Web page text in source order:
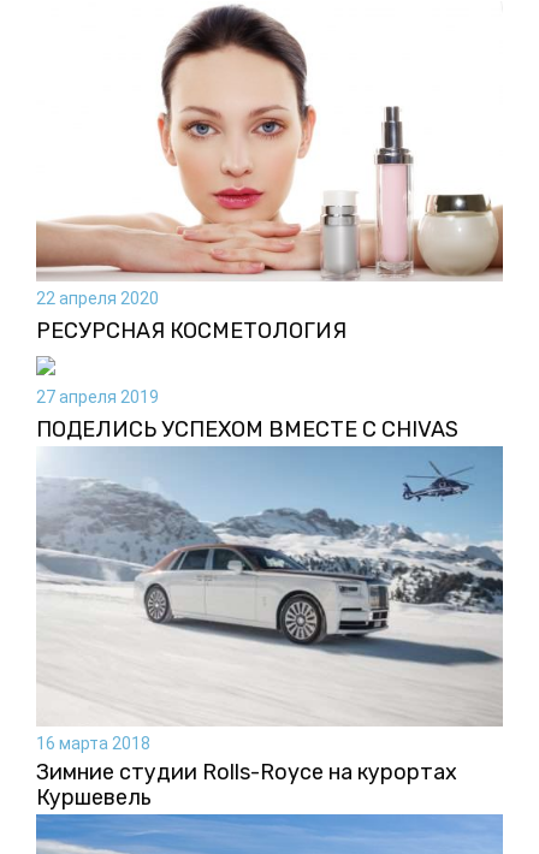
22 апреля 2020
РЕСУРСНАЯ КОСМЕТОЛОГИЯ
27 апреля 2019
ПОДЕЛИСЬ УСПЕХОМ ВМЕСТЕ С CHIVAS
16 марта 2018
Зимние студии Rolls-Royce на курортах
Куршевель